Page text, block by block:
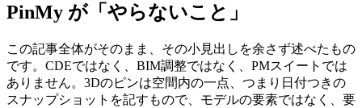
PinMy が「やらないこと」
この記事全体がそのまま、その小見出しを余さず述べたもの
です。CDEではなく、BIM調整ではなく、PMスイートでは
ありません。3Dのピンは空間内の一点、つまり日付つきの
スナップショットを記すもので、モデルの要素ではなく、要